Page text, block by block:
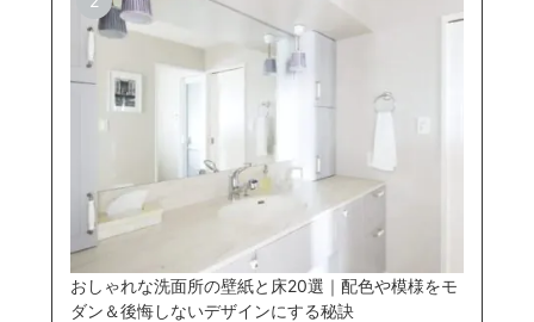
おしゃれな洗面所の壁紙と床20選｜配色や模様をモ
ダン＆後悔しないデザインにする秘訣